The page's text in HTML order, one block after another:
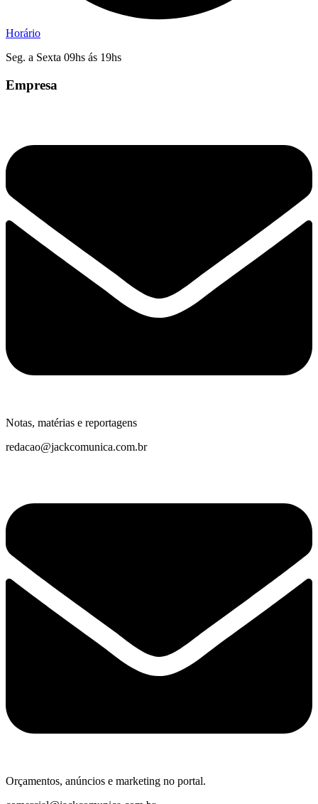
Horário
Seg. a Sexta 09hs ás 19hs
Empresa
Notas, matérias e reportagens
redacao@jackcomunica.com.br
Orçamentos, anúncios e marketing no portal.